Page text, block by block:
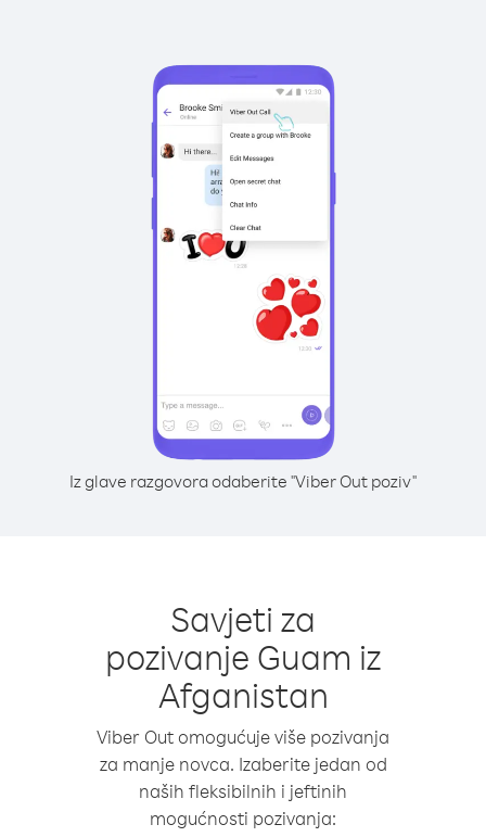
Iz glave razgovora odaberite "Viber Out poziv"
Savjeti za
pozivanje Guam iz
Afganistan
Viber Out omogućuje više pozivanja
za manje novca. Izaberite jedan od
naših fleksibilnih i jeftinih
mogućnosti pozivanja: